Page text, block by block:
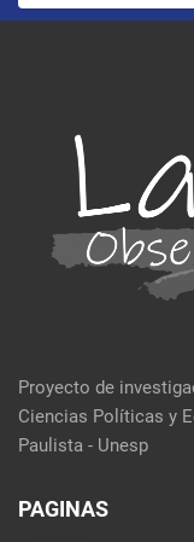
Proyecto de
Ciencias Políticas y
Paulista - Unesp
QUIÉN SOMOS
EVENTOS
CULTURA Y